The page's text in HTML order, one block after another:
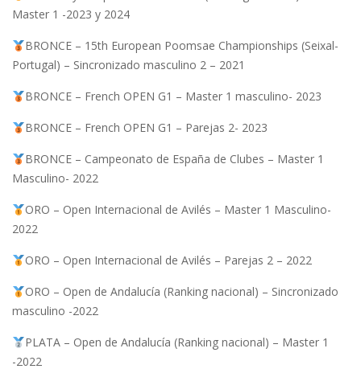
Master 1 -2023 y 2024
BRONCE – 15th European Poomsae Championships (Seixal-
Portugal) – Sincronizado masculino 2 – 2021
BRONCE – French OPEN G1 – Master 1 masculino- 2023
BRONCE – French OPEN G1 – Parejas 2- 2023
BRONCE – Campeonato de España de Clubes – Master 1
Masculino- 2022
ORO – Open Internacional de Avilés – Master 1 Masculino-
2022
ORO – Open Internacional de Avilés – Parejas 2 – 2022
ORO – Open de Andalucía (Ranking nacional) – Sincronizado
masculino -2022
PLATA – Open de Andalucía (Ranking nacional) – Master 1
-2022